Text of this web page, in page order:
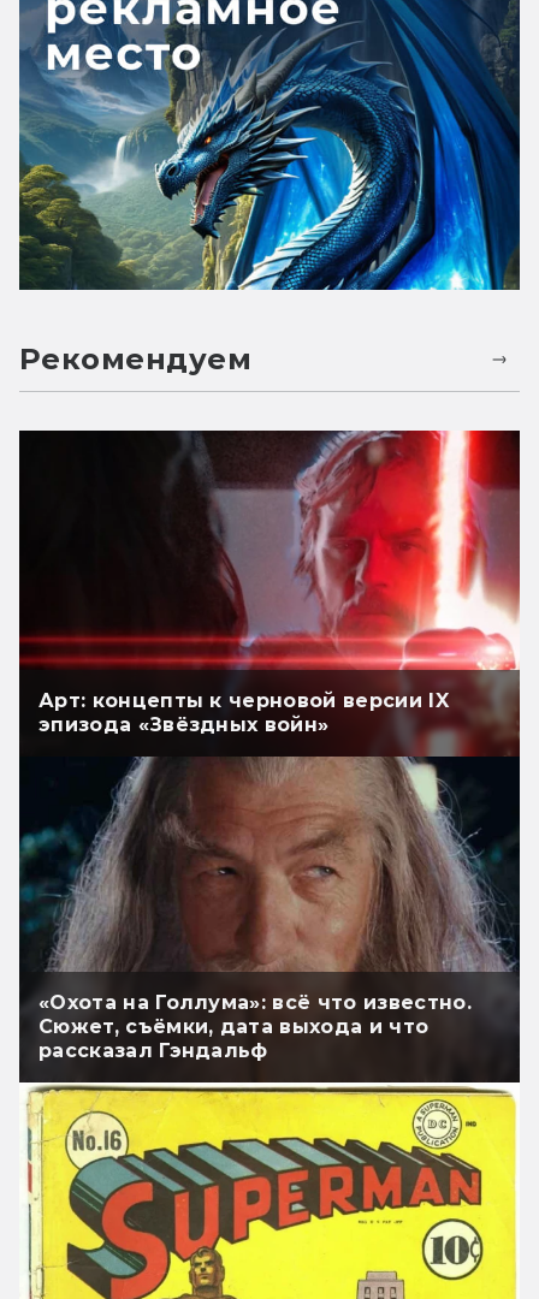
Рекомендуем
Арт: концепты к черновой версии IX
эпизода «Звёздных войн»
«Охота на Голлума»: всё что известно.
Сюжет, съёмки, дата выхода и что
рассказал Гэндальф